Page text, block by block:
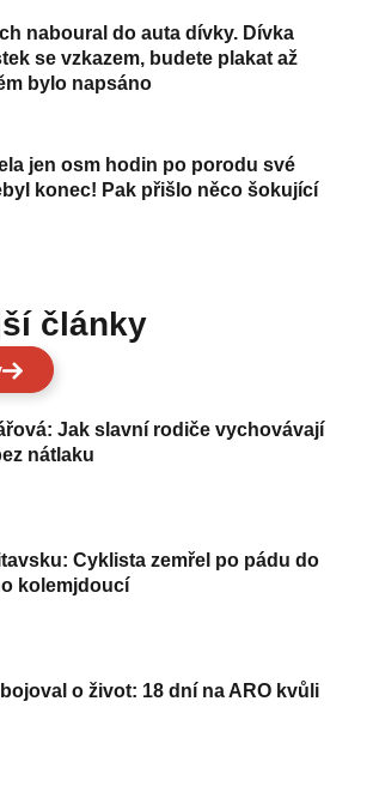
naboural do auta dívky. Dívka
se vzkazem, budete plakat až
bylo napsáno
jen osm hodin po porodu své
konec! Pak přišlo něco šokující
články
Jak slavní rodiče vychovávají
nátlaku
Cyklista zemřel po pádu do
kolemjdoucí
o život: 18 dní na ARO kvůli